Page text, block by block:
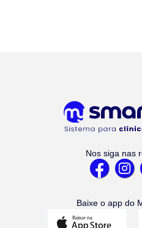
Nos siga nas
Baixe o app do